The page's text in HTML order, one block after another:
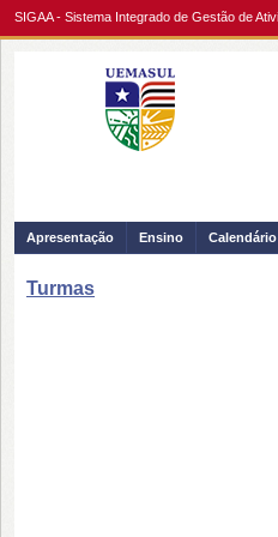
SIGAA - Sistema Integrado de Gestão de
Apresentação Ensino Calendário
Turmas